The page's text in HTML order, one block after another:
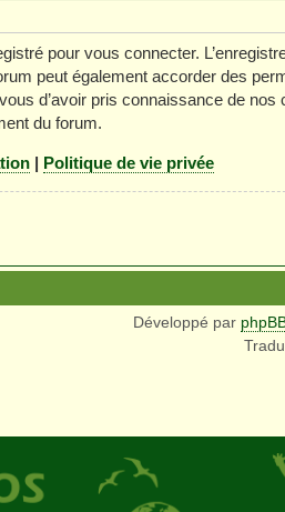
pour vous connecter.
peut également accorder des
d’avoir pris connaissance de
du forum.
| Politique de vie privée
Développé par